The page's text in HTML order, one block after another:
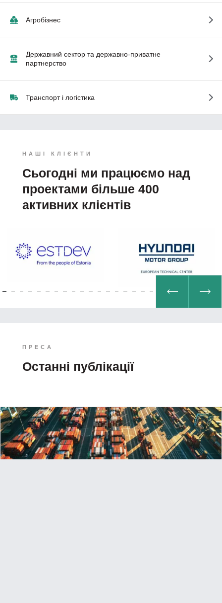
Агробізнес
Державний сектор та державно-приватне
партнерство
Транспорт і логістика
НАШІ КЛІЄНТИ
Сьогодні ми працюємо над
проектами більше 400
активних клієнтів
ПРЕСА
Останні публікації